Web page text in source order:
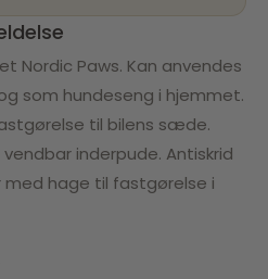
Nordic Paws. Kan anvendes
som hundeseng i hjemmet.
til bilens sæde.
inderpude. Antiskrid
med hage til fastgørelse i